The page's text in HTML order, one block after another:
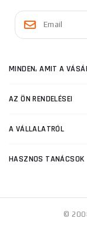
MINDEN, AMIT A
AZ ÖN RENDELÉSEI
A VÁLLALATRÓL
HASZNOS TANÁCSOK
©